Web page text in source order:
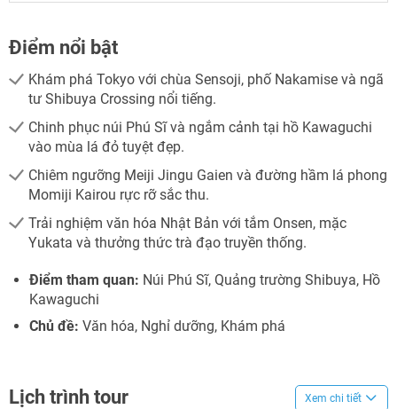
Điểm nổi bật
Khám phá Tokyo với chùa Sensoji, phố Nakamise và ngã
tư Shibuya Crossing nổi tiếng.
Chinh phục núi Phú Sĩ và ngắm cảnh tại hồ Kawaguchi
vào mùa lá đỏ tuyệt đẹp.
Chiêm ngưỡng Meiji Jingu Gaien và đường hầm lá phong
Momiji Kairou rực rỡ sắc thu.
Trải nghiệm văn hóa Nhật Bản với tắm Onsen, mặc
Yukata và thưởng thức trà đạo truyền thống.
Điểm tham quan: Núi Phú Sĩ, Quảng trường Shibuya, Hồ
Kawaguchi
Chủ đề: Văn hóa, Nghỉ dưỡng, Khám phá
Lịch trình tour Xem chi tiết
TƯ VẤN NGAY
TƯ VẤN NGAY
NHẬN ƯU ĐÃI NGAY
TƯ VẤN NGAY